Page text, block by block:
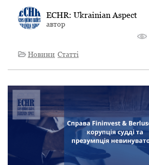
ECHR: Ukrainian Aspect
автор
Новини Статті